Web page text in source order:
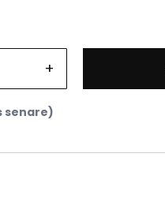
+
senare)